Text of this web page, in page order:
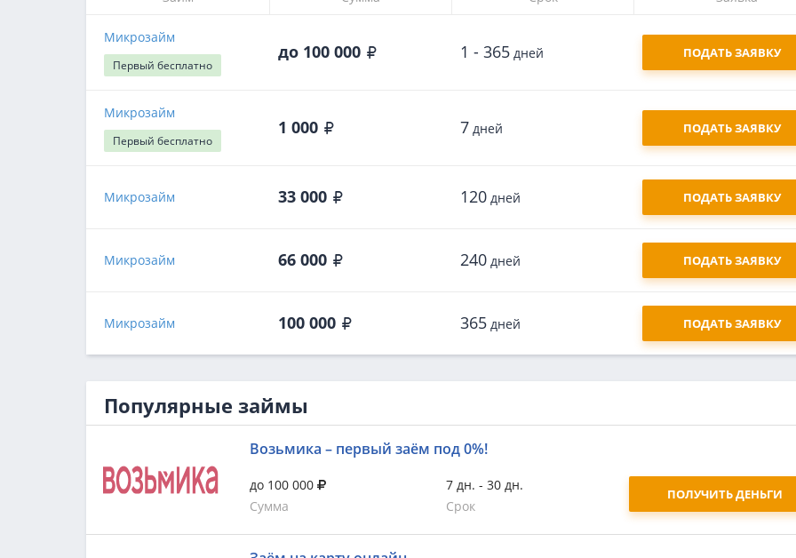
Микрозайм
Первый бесплатно
до 100 000 1 - 365 дней ПОДАТЬ ЗАЯВКУ
Микрозайм
Первый бесплатно
1 000 7 дней ПОДАТЬ ЗАЯВКУ
Микрозайм 33 000 120 дней ПОДАТЬ ЗАЯВКУ
Микрозайм 66 000 240 дней ПОДАТЬ ЗАЯВКУ
Микрозайм 100 000 365 дней ПОДАТЬ ЗАЯВКУ
Популярные займы
Возьмика – первый заём под 0%!
до 100 000
Сумма
7 дн. - 30 дн.
Срок
ПОЛУЧИТЬ ДЕНЬГИ